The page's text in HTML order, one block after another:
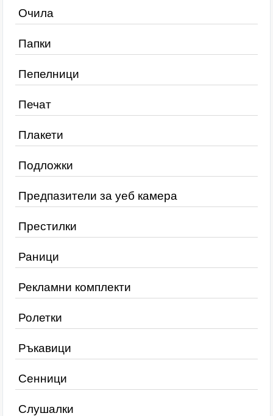
Очила
Папки
Пепелници
Печат
Плакети
Подложки
Предпазители за уеб камера
Престилки
Раници
Рекламни комплекти
Ролетки
Ръкавици
Сенници
Слушалки